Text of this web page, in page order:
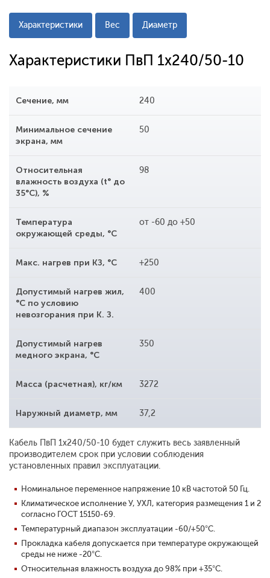
Характеристики Вес Диаметр
Характеристики ПвП 1x240/50-10
Сечение, мм 240
Минимальное сечение
экрана, мм
50
Относительная
влажность воздуха (t° до
35°С), %
98
Температура
окружающей среды, °С
от -60 до +50
Макс. нагрев при КЗ, °С +250
Допустимый нагрев жил,
°С по условию
невозгорания при К. З.
400
Допустимый нагрев
медного экрана, °С
350
Масса (расчетная), кг/км 3272
Наружный диаметр, мм 37,2
Кабель ПвП 1x240/50-10 будет служить весь заявленный
производителем срок при условии соблюдения
установленных правил эксплуатации.
Номинальное переменное напряжение 10 кВ частотой 50 Гц.
Климатическое исполнение У, УХЛ, категория размещения 1 и 2
согласно ГОСТ 15150-69.
Температурный диапазон эксплуатации -60/+50°С.
Прокладка кабеля допускается при температуре окружающей
среды не ниже -20°С.
Относительная влажность воздуха до 98% при +35°С.